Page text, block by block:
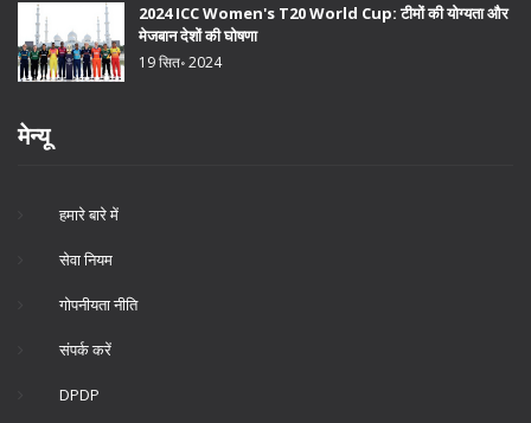
2024 ICC Women's T20 World Cup: टीमों की योग्यता और
मेजबान देशों की घोषणा
19 सित॰ 2024
मेन्यू
हमारे बारे में
सेवा नियम
गोपनीयता नीति
संपर्क करें
DPDP